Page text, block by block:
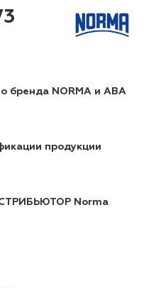
бренда NORMA и ABA
продукции
Norma